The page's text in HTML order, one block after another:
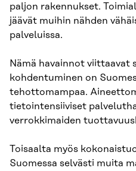
paljon rakennukset.
jäävät muihin nähden
palveluissa.
Nämä havainnot viittaavat
kohdentuminen on
tehottomampaa.
tietointensiiviset
verrokkimaiden
Toisaalta myös
Suomessa selvästi muita